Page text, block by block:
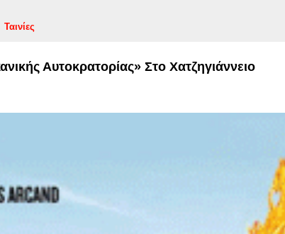
Ταινίες
Αυτοκρατορίας» Στο Χατζηγιάννειο